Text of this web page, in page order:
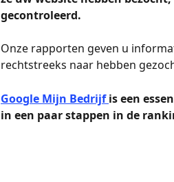
gecontroleerd.
Onze rapporten geven u
rechtstreeks naar hebben
Google Mijn Bedrijf is een
in een paar stappen in de